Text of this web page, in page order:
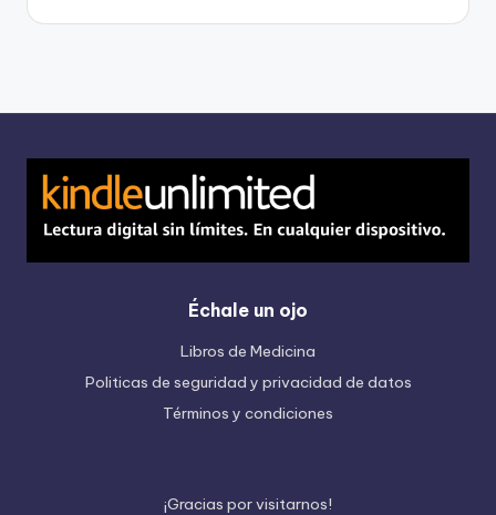
Échale un ojo
Libros de Medicina
Politicas de seguridad y privacidad de datos
Términos y condiciones
¡Gracias porvisitarnos!